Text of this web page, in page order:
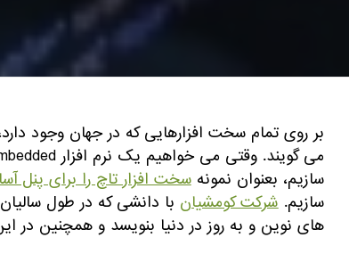
سازیم، بعنوان نمونهسخت افزار تاچ را برای پنل
سازیم.شرکت کومشیان با دانشی که در طول
های نوین و به روز در دنیا بنویسد و همچنین در